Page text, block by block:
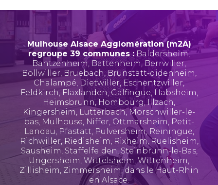
Mulhouse Alsace Agglomération (m2A)
regroupe 39 communes : Baldersheim,
Bantzenheim, Battenheim, Berrwiller,
Bollwiller, Bruebach,Brunstatt-didenheim,
Chalampé, Dietwiller, Eschentzwiller,
Feldkirch, Flaxlanden,Galfingue, Habsheim,
Heimsbrunn, Hombourg,Illzach,
Kingersheim, Lutterbach, Morschwiller-le-
bas, Mulhouse, Niffer, Ottmarsheim, Petit-
Landau, Pfastatt, Pulversheim, Reiningue,
Richwiller, Riedisheim, Rixheim,Ruelisheim,
Sausheim, Staffelfelden, Steinbrunn-le-Bas,
Ungersheim, Wittelsheim,Wittenheim,
Zillisheim, Zimmersheim, dans le Haut-Rhin
en Alsace.